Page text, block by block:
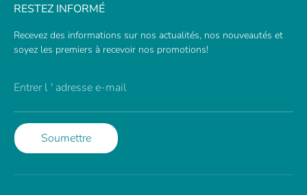
RESTEZ INFORMÉ
Recevez des informations sur nos actualités, nos nouveautés et
soyez les premiers à recevoir nos promotions!
Entrer l ' adresse e-mail
Soumettre